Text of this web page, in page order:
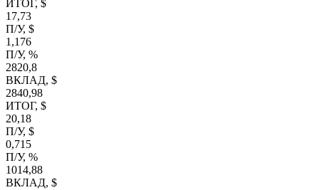
ИТОГ, $
17,73
П/У, $
1,176
П/У, %
2820,8
ВКЛАД, $
2840,98
ИТОГ, $
20,18
П/У, $
0,715
П/У, %
1014,88
ВКЛАД, $